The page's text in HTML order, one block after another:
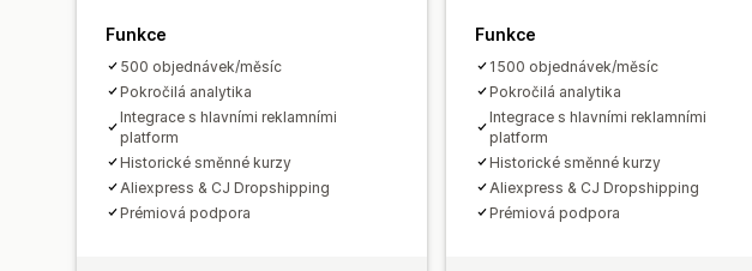
Funkce
500 objednávek/měsíc
Pokročilá analytika
Integrace s hlavními reklamními
platform
Historické směnné kurzy
Aliexpress & CJ Dropshipping
Prémiová podpora
Funkce
1500 objednávek/měsíc
Pokročilá analytika
Integrace s hlavními reklamními
platform
Historické směnné kurzy
Aliexpress & CJ Dropshipping
Prémiová podpora